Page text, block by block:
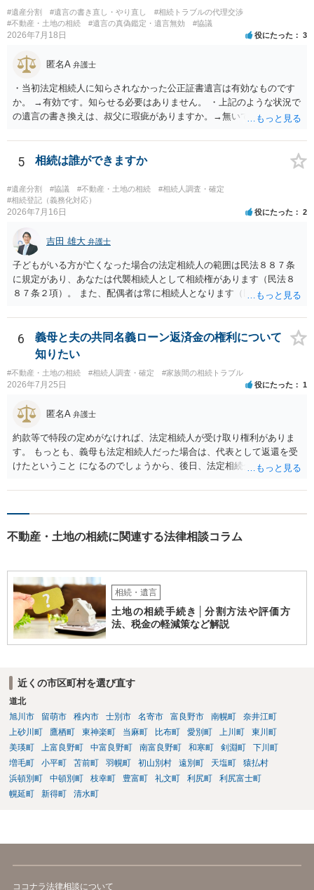
#遺産分割 #遺言の書き直し・やり直し
#相続トラブルの代理交渉
#不動産・土地の相続
#遺言の真偽鑑定・遺言無効 #協議
2026年7月18日 役にたった 3
匿名A 弁護士
・当初法定相続人に知らされなかった公正証書遺言は有効なものです
か。 →有効です。知らせる必要はありません。 ・上記のような状況で
の遺言の書き換えは、叔父に瑕疵がありますか。→無いです。 ・分割
ますか。 →本人が自由に決められますので、どこが妥当とは言えない
です。客観的な基準もありません。 ・できれば穏やかに、分割を拒否
することはできますか。 →分割を拒否するということは、遺産はいら
ないということでしょうか。遺言で、受取を指定されててもいらない
と拒否することはできます。理由を説明する必要はありません。
5 相続は誰ができますか
#遺産分割 #協議 #不動産・土地の相続
#相続人調査・確定
#相続登記（義務化対応）
2026年7月16日 役にたった 2
吉田 雄大 弁護士
子どもがいる方が亡くなった場合の法定相続人の範囲は民法８８７条
に規定があり、あなたは代襲相続人として相続権があります（民法８
８７条２項）。 また、配偶者は常に相続人となります（民法８９０
も相続権があります。つまり、孫５人に加えて「おじ又はおば」にも
相続権がある可能性があります。
6
義母と夫の共同名義ローン返済金の権利について
知りたい
#不動産・土地の相続 #相続人調査・確定 #家族間の相続トラブル
2026年7月25日 役にたった 1
匿名A 弁護士
約款等で特段の定めがなければ、法定相続人が受け取り権利がありま
す。 もっとも、義母も法定相続人だった場合は、代表として返還を受
けたということ になるのでしょうから、後日、法定相続分に基づいて
不動産・土地の相続に関連する法律相談コラム
相続・遺言
土地の相続手続き│分割方法や評価方
法、税金の軽減策など解説
近くの市区町村を選び直す
道北
旭川市
留萌市 稚内市 士別市 名寄市 富良野市 南幌町
奈井江町
上砂川町
鷹栖町 東神楽町 当麻町 比布町 愛別町 上川町
東川町
美瑛町
上富良野町 中富良野町 南富良野町 和寒町 剣淵町
下川町
増毛町
小平町 苫前町 羽幌町 初山別村 遠別町 天塩町
猿払村
浜頓別町
中頓別町 枝幸町 豊富町 礼文町 利尻町
利尻富士町
幌延町
新得町 清水町
ココナラ法律相談について